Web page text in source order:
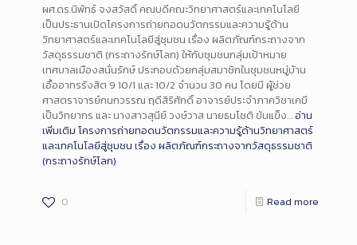
ผศ.ดร.นิพัทธ์ จงสวัสดิ์ คณบดีคณะวิทยาศาสตร์และเทคโนโลยี
เป็นประธานเปิดโครงการถ่ายทอดนวัตกรรมและความรู้ด้าน
วิทยาศาสตร์และเทคโนโลยีสู่ชุมชน เรื่อง ผลิตภัณฑ์กระถางจาก
วัสดุธรรมชาติ (กระถางรักษ์โลก) ให้กับชุมชนกลุ่มเป้าหมาย
เทศบาลเมืองสนั่นรักษ์ ประกอบด้วยกลุ่มสมาชิกในชุมชนหมู่บ้าน
เอื้ออาทรรังสิต 9 10/1 และ 10/2 จำนวน 30 คน โดยมี ผู้ช่วย
ศาสตราจารย์กนกวรรณ ฤดีสิริศักดิ์ อาจารย์ประจำภาควิชาเคมี
เป็นวิทยากร และ นางสาวสุนีย์ วงษ์วาส นายธนโชติ ขันแข็ง…อ่าน
เพิ่มเติม โครงการถ่ายทอดนวัตกรรมและความรู้ด้านวิทยาศาสตร์
และเทคโนโลยีสู่ชุมชน เรื่อง ผลิตภัณฑ์กระถางจากวัสดุธรรมชาติ
(กระถางรักษ์โลก)
0 Read more